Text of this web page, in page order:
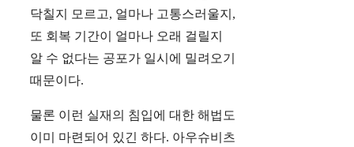
닥칠지 모르고, 얼마나 고통스러울지,
또 회복 기간이 얼마나 오래 걸릴지
알 수 없다는 공포가 일시에 밀려오기
때문이다.
물론 이런 실재의 침입에 대한 해법도
이미 마련되어 있긴 하다. 아우슈비츠